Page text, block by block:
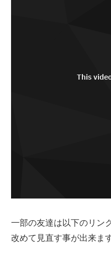
一部の友達は以下のリン
改めて見直す事が出来ます